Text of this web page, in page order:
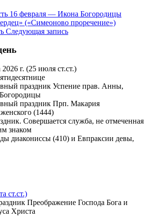
16 февраля — Икона Богородицы
(«Симеоново проречение»)
Следующая запись
г. (25 июля ст.ст.)
Успение прав. Анны,
Прп. Макария
(1444)
диакониссы (410) и Евпраксии девы,
ст.ст.)
Преображение Господа Бога и
Христа